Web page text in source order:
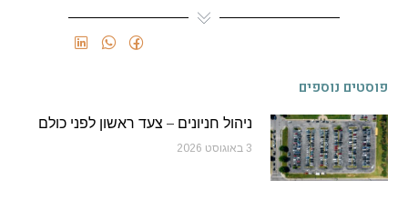
פוסטים נוספים
ניהול חניונים – צעד ראשון לפני כולם
3 באוגוסט 2026